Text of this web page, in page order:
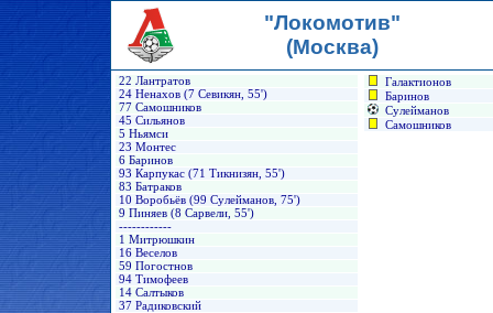
"Локомотив"
(Москва)
22 Лантратов
24 Ненахов (7 Севикян, 55')
77 Самошников
45 Сильянов
5 Ньямси
23 Монтес
6 Баринов
93 Карпукас (71 Тикнизян, 55')
83 Батраков
10 Воробьёв (99 Сулейманов, 75')
9 Пиняев (8 Сарвели, 55')
------------
1 Митрюшкин
16 Веселов
59 Погостнов
94 Тимофеев
14 Салтыков
37 Радиковский
Галактионов
Баринов
Сулейманов
Самошников